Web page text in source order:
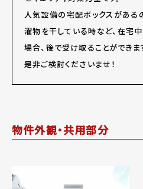
人気設備の宅配ボックスがある
濯物を干している時など、在宅
場合、後で受け取ることができま
是非ご検討くださいませ！
物件外観・共用部分